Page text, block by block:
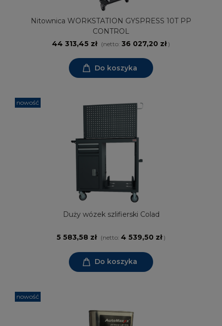
Nitownica WORKSTATION GYSPRESS 10T PP
CONTROL
44 313,45 zł (netto: 36 027,20 zł)
Do koszyka
Duży wózek szlifierski Colad
5 583,58 zł (netto: 4 539,50 zł)
Do koszyka
nowość
nowość